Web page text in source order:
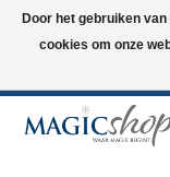
Altijd de nieuwste trucs
Langskomen in onze
Door het gebruiken
cookies om onze